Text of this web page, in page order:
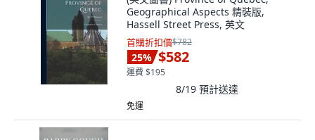
Geographical Aspects 精裝版,
Hassell Street Press, 英文
首購折扣價$782
25% $582
運費 $195
8/19 預計送達
免運